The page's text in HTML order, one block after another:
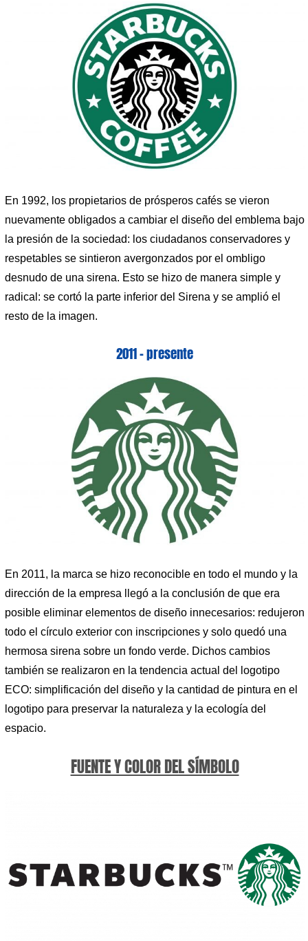
En 1992, los propietarios de prósperos cafés se vieron
nuevamente obligados a cambiar el diseño del emblema bajo
la presión de la sociedad: los ciudadanos conservadores y
respetables se sintieron avergonzados por el ombligo
desnudo de una sirena. Esto se hizo de manera simple y
radical: se cortó la parte inferior del Sirena y se amplió el
resto de la imagen.
2011 – presente
En 2011, la marca se hizo reconocible en todo el mundo y la
dirección de la empresa llegó a la conclusión de que era
posible eliminar elementos de diseño innecesarios: redujeron
todo el círculo exterior con inscripciones y solo quedó una
hermosa sirena sobre un fondo verde. Dichos cambios
también se realizaron en la tendencia actual del logotipo
ECO: simplificación del diseño y la cantidad de pintura en el
logotipo para preservar la naturaleza y la ecología del
espacio.
FUENTE Y COLOR DEL SÍMBOLO